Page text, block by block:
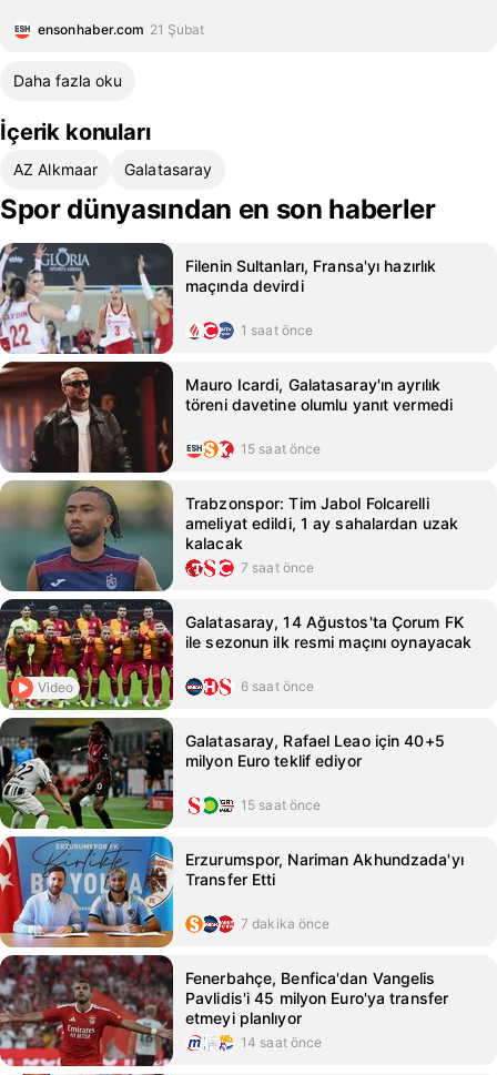
ensonhaber.com 21 Şubat
Daha fazla oku
İçerik konuları
AZ Alkmaar Galatasaray
Spor dünyasından en son haberler
Filenin Sultanları, Fransa'yı hazırlık
maçında devirdi
1 saat önce
Mauro Icardi, Galatasaray'ın ayrılık
töreni davetine olumlu yanıt vermedi
15 saat önce
Trabzonspor: Tim Jabol Folcarelli
ameliyat edildi, 1 ay sahalardan uzak
kalacak
7 saat önce
Video
Galatasaray, 14 Ağustos'ta Çorum FK
ile sezonun ilk resmi maçını oynayacak
6 saat önce
Galatasaray, Rafael Leao için 40+5
milyon Euro teklif ediyor
15 saat önce
Erzurumspor, Nariman Akhundzada'yı
Transfer Etti
7 dakika önce
Fenerbahçe, Benfica'dan Vangelis
Pavlidis'i 45 milyon Euro'ya transfer
etmeyi planlıyor
14 saat önce